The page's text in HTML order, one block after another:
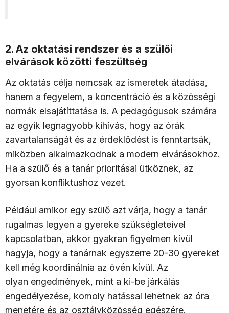
2. Az oktatási rendszer és a szülői
elvárások közötti feszültség
Az oktatás célja nemcsak az ismeretek átadása,
hanem a fegyelem, a koncentráció és a közösségi
normák elsajátíttatása is. A pedagógusok számára
az egyik legnagyobb kihívás, hogy az órák
zavartalanságát és az érdeklődést is fenntartsák,
miközben alkalmazkodnak a modern elvárásokhoz.
Ha a szülő és a tanár prioritásai ütköznek, az
gyorsan konfliktushoz vezet.
Például amikor egy szülő azt várja, hogy a tanár
rugalmas legyen a gyereke szükségleteivel
kapcsolatban, akkor gyakran figyelmen kívül
hagyja, hogy a tanárnak egyszerre 20-30 gyereket
kell még koordinálnia az övén kívül. Az
olyan engedmények, mint a ki-be járkálás
engedélyezése, komoly hatással lehetnek az óra
menetére és az osztályközösség egészére.